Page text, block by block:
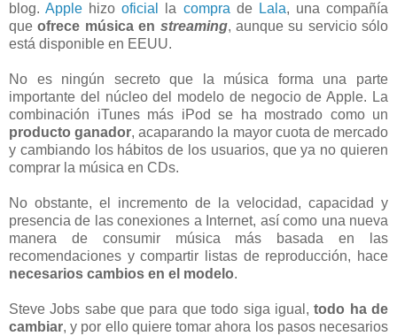
blog.Apple hizooficial la compra de Lala, una compañía
queofrece música en streaming, aunque su servicio sólo
está disponible en EEUU.
No es ningún secreto que la música forma una parte
importante del núcleo del modelo de negocio de Apple. La
combinación iTunes más iPod se ha mostrado como un
producto ganador, acaparando la mayor cuota de mercado
y cambiando los hábitos de los usuarios, que ya no quieren
comprar la música en CDs.
No obstante, el incremento de la velocidad, capacidad y
presencia de las conexiones a Internet, así como una nueva
manera de consumir música más basada en las
recomendaciones y compartir listas de reproducción, hace
necesarios cambios en el modelo.
Steve Jobs sabe que para que todo siga igual,todo ha de
cambiar, y por ello quiere tomar ahora los pasos necesarios